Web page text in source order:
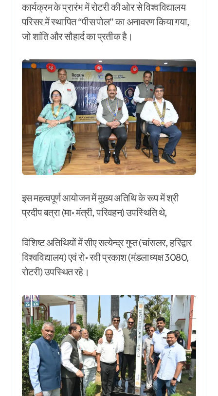
कार्यक्रम के प्रारंभ में रोटरी की ओर से विश्वविद्यालय
परिसर में स्थापित “पीस पोल” का अनावरण किया गया,
जो शांति और सौहार्द का प्रतीक है।
इस महत्वपूर्ण आयोजन में मुख्य अतिथि के रूप में श्री
प्रदीप बत्रा (मा॰ मंत्री, परिवहन) उपस्थिति थे,
विशिष्ट अतिथियों में सीए सत्येन्द्र गुप्त (चांसलर, हरिद्वार
विश्वविद्यालय) एवं रो॰ रवी प्रकाश (मंडलाध्यक्ष 3080,
रोटरी) उपस्थित रहे।